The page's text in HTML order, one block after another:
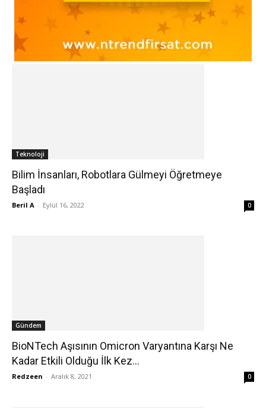
Teknoloji
Bilim İnsanları, Robotlara Gülmeyi Öğretmeye
Başladı
Beril A - Eylül 16, 2022 0
Gündem
BioNTech Aşısının Omicron Varyantına Karşı Ne
Kadar Etkili Olduğu İlk Kez...
Redzeen - Aralık 8, 2021 0